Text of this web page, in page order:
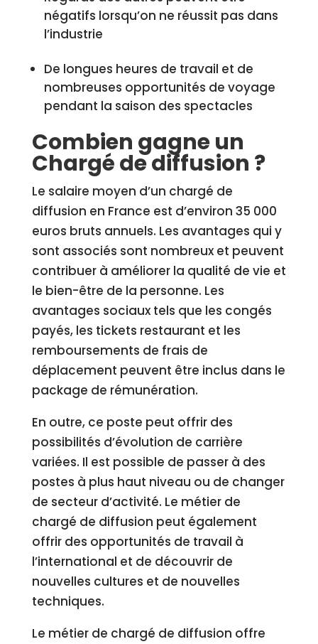
négatifs lorsqu’on ne réussit pas dans
l’industrie
De longues heures de travail et de
nombreuses opportunités de voyage
pendant la saison des spectacles
Combien gagne un
Chargé de diffusion ?
Le salaire moyen d’un chargé de
diffusion en France est d’environ 35 000
euros bruts annuels. Les avantages qui y
sont associés sont nombreux et peuvent
contribuer à améliorer la qualité de vie et
le bien-être de la personne. Les
avantages sociaux tels que les congés
payés, les tickets restaurant et les
remboursements de frais de
déplacement peuvent être inclus dans le
package de rémunération.
En outre, ce poste peut offrir des
possibilités d’évolution de carrière
variées. Il est possible de passer à des
postes à plus haut niveau ou de changer
de secteur d’activité. Le métier de
chargé de diffusion peut également
offrir des opportunités de travail à
l’international et de découvrir de
nouvelles cultures et de nouvelles
techniques.
Le métier de chargé de diffusion offre